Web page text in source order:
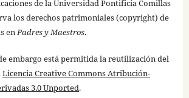
de la Universidad Pontificia Comillas
los derechos patrimoniales (copyright) de
enPadres y Maestros.
embargo está permitida la reutilización del
Licencia Creative Commons Atribución-
3.0 Unported.